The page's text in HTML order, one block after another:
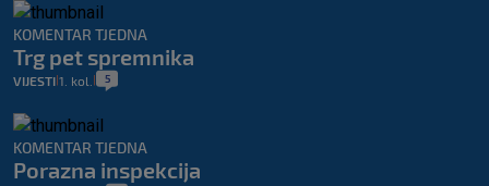
KOMENTAR TJEDNA
Trg pet spremnika
VIJESTI 1. kol. 5
KOMENTAR TJEDNA
Porazna inspekcija